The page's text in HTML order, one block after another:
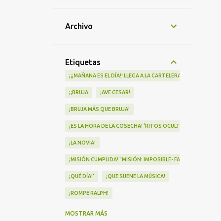
Archivo
Etiquetas
¡¡¡MAÑANA ES EL DÍA!! LLEGA A LA CARTELERA "MAD HEIDI"
¡¡BRUJA ¡AVE CESAR!
¡BRUJA MÁS QUE BRUJA!
¡ES LA HORA DE LA COSECHA! 'RITOS OCULTOS' LLEGA A
¡LA NOVIA!
¡MISIÓN CUMPLIDA! "MISIÓN: IMPOSIBLE- FALLOUT" Nº1 EN
¡QUÉ DÍA!' ¡QUE SUENE LA MÚSICA!
¡ROMPE RALPH!
¡VA POR NOSOTRAS!
MOSTRAR MÁS